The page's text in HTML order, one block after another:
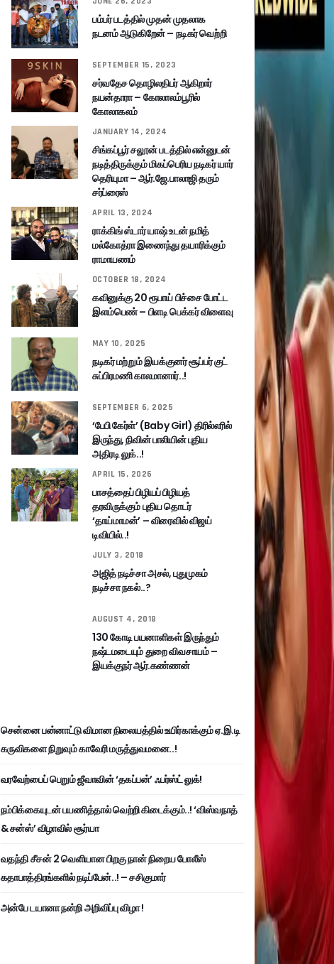
பம்பர் படத்தில் முதன் முதலாக
நடனம் ஆடுகிறேன் – நடிகர் வெற்றி
SEPTEMBER 15, 2023
சர்வதேச தொழிலதிபர் ஆகிறார்
நயன்தாரா – கோலாலம்பூரில்
கோலாகலம்
JANUARY 14, 2024
சிங்கப்பூர் சலூன் படத்தில் என்னுடன்
நடித்திருக்கும் மிகப்பெரிய நடிகர் யார்
தெரியுமா – ஆர்.ஜே.பாலாஜி தரும்
சர்ப்ரைஸ்
APRIL 13, 2024
ராக்கிங் ஸ்டார் யாஷ் உடன் நமித்
மல்கோத்ரா இணைந்து தயாரிக்கும்
ராமாயணம்
OCTOBER 18, 2024
கவினுக்கு 20 ரூபாய் பிச்சை போட்ட
இளம்பெண் – பிளடி பெக்கர் விளைவு
MAY 10, 2025
நடிகர் மற்றும் இயக்குனர் சூப்பர் குட்
சுப்பிரமணி காலமானார்..!
SEPTEMBER 6, 2025
‘பேபி கேர்ள்’ (Baby Girl) திரில்லரில்
இருந்து, நிவின் பாலியின் புதிய
அதிரடி லுக்..!
APRIL 15, 2026
பாசத்தைப் பிழியப் பிழியத்
தரவிருக்கும் புதிய தொடர்
‘தாய்மாமன்’ – விரைவில் விஜய்
டிவியில்..!
JULY 3, 2018
அஜித் நடிச்சா அசல், புதுமுகம்
நடிச்சா நகல்..?
AUGUST 4, 2018
130 கோடி பயனாளிகள் இருந்தும்
நஷ்டமடையும் துறை விவசாயம் –
இயக்குநர் ஆர்.கண்ணன்
சென்னை பன்னாட்டு விமான நிலையத்தில் உயிர்காக்கும் ஏ.இ.டி
கருவிகளை நிறுவும் காவேரி மருத்துவமனை..!
வரவேற்பைப் பெறும் ஜீவாவின் ‘தகப்பன்’ ஃபர்ஸ்ட் லுக்!
நம்பிக்கையுடன் பயணித்தால் வெற்றி கிடைக்கும்..! ‘விஸ்வநாத்
& சன்ஸ்’ விழாவில் சூர்யா
வதந்தி சீசன் 2 வெளியான பிறகு நான் நிறைய போலீஸ்
கதாபாத்திரங்களில் நடிப்பேன்..! – சசிகுமார்
அன்பே டயானா நன்றி அறிவிப்பு விழா !